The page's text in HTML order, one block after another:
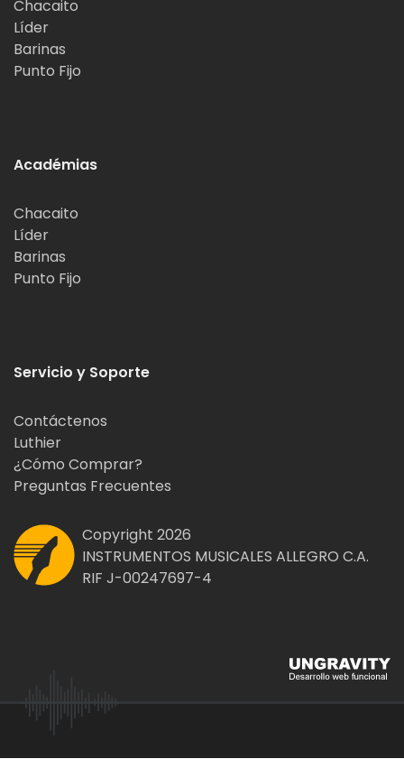
Chacaito
Líder
Barinas
Punto Fijo
Académias
Chacaito
Líder
Barinas
Punto Fijo
Servicio y Soporte
Contáctenos
Luthier
¿Cómo Comprar?
Preguntas Frecuentes
Copyright 2026
INSTRUMENTOS MUSICALES ALLEGRO C.A.
RIF J-00247697-4